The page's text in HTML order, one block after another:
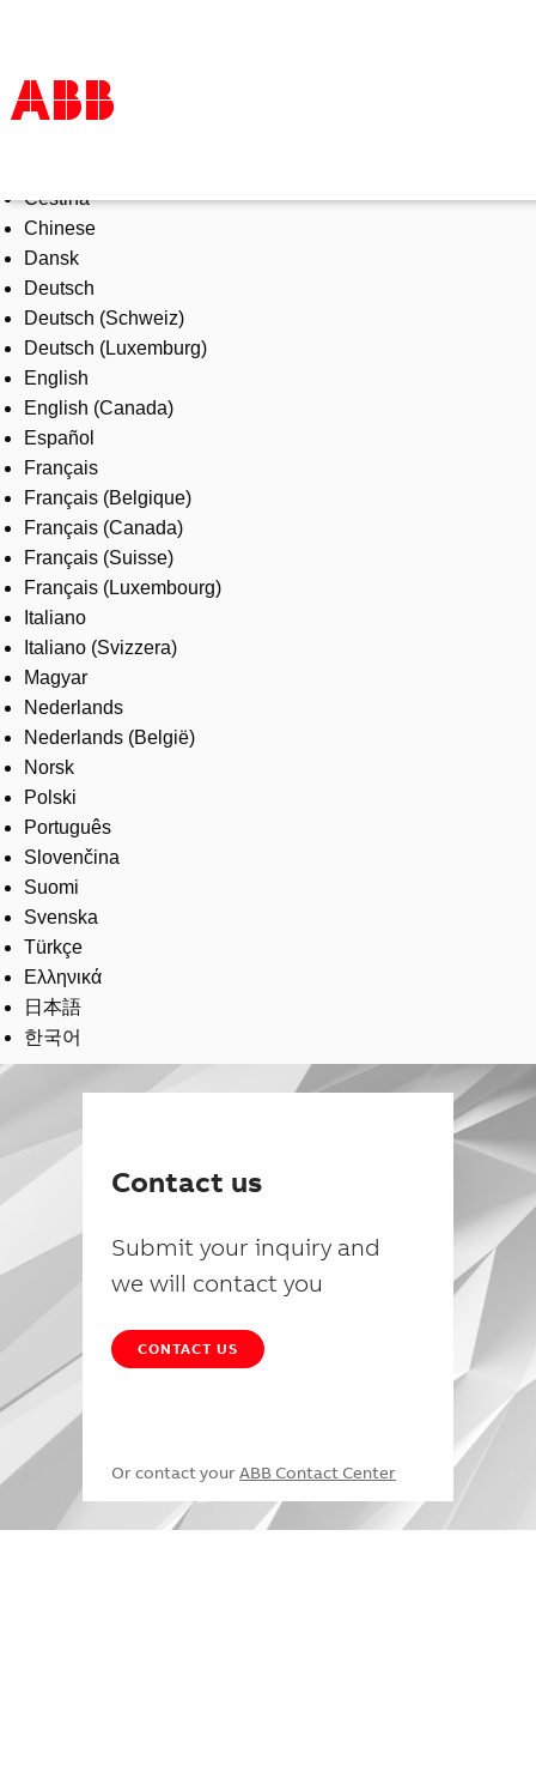
Products & Solutions
Industries
Services
About us
Where to buy
Contact us
Careers
Čeština
Chinese
Dansk
Deutsch
Deutsch (Schweiz)
Deutsch (Luxemburg)
English
English (Canada)
Español
Français
Français (Belgique)
Français (Canada)
Français (Suisse)
Français (Luxembourg)
Italiano
Italiano (Svizzera)
Magyar
Nederlands
Nederlands (België)
Norsk
Polski
Português
Slovenčina
Suomi
Svenska
Türkçe
Ελληνικά
日本語
한국어
Contact us
Submit your inquiry and
we will contact you
CONTACT US
Or contact your ABB Contact Center